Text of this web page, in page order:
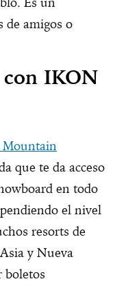
de amigos o
IKON
que te da acceso
en todo
el nivel
resorts de
y Nueva
boletos